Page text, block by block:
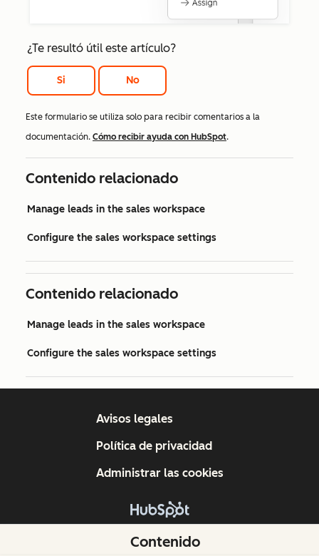
¿Te resultó útil este artículo?
Si No
Este formulario se utiliza solo para recibir comentarios a la
documentación. Cómo recibir ayuda con HubSpot.
Contenido relacionado
Manage leads in the sales workspace
Configure the sales workspace settings
Contenido relacionado
Manage leads in the sales workspace
Configure the sales workspace settings
Contenido
Copyright © 2026 HubSpot, Inc.
Avisos legales
Política de privacidad
Administrar las cookies